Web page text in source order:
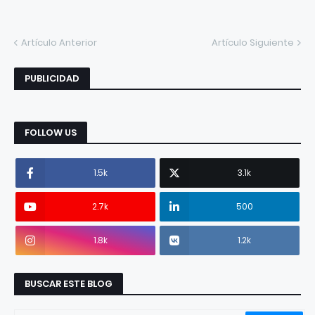
Artículo Anterior Artículo Siguiente
PUBLICIDAD
FOLLOW US
1.5k 3.1k
2.7k 500
1.8k 1.2k
BUSCAR ESTE BLOG